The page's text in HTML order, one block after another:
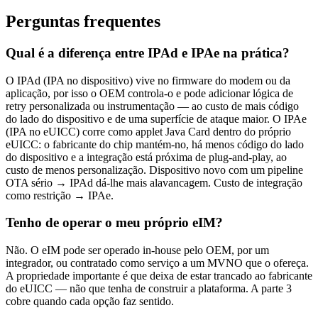
Perguntas frequentes
Qual é a diferença entre IPAd e IPAe na prática?
O IPAd (IPA no dispositivo) vive no firmware do modem ou da
aplicação, por isso o OEM controla-o e pode adicionar lógica de
retry personalizada ou instrumentação — ao custo de mais código
do lado do dispositivo e de uma superfície de ataque maior. O IPAe
(IPA no eUICC) corre como applet Java Card dentro do próprio
eUICC: o fabricante do chip mantém-no, há menos código do lado
do dispositivo e a integração está próxima de plug-and-play, ao
custo de menos personalização. Dispositivo novo com um pipeline
OTA sério → IPAd dá-lhe mais alavancagem. Custo de integração
como restrição → IPAe.
Tenho de operar o meu próprio eIM?
Não. O eIM pode ser operado in-house pelo OEM, por um
integrador, ou contratado como serviço a um MVNO que o ofereça.
A propriedade importante é que deixa de estar trancado ao fabricante
do eUICC — não que tenha de construir a plataforma. A parte 3
cobre quando cada opção faz sentido.